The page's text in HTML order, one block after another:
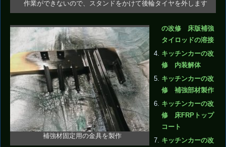
作業ができないので、スタンドをかけて後輪タイヤを外します
補強材固定用の金具を製作
の改修 床版補強
タイロッドの溶接
キッチンカーの改
修 内装解体
キッチンカーの改
修 補強部材製作
キッチンカーの改
修 床FRPトップ
コート
キッチンカーの改